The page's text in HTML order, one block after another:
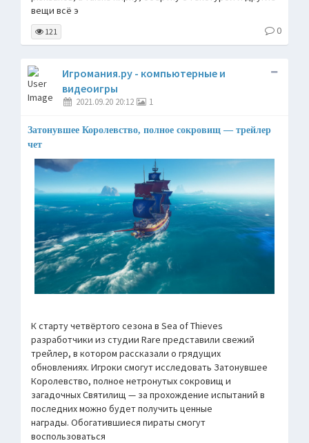
вещи всё э
121 0
Игромания.ру - компьютерные и
видеоигры
2021.09.20 20:12 1
Затонувшее Королевство, полное сокровищ — трейлер
чет
К старту четвёртого сезона в Sea of Thieves
разработчики из студии Rare представили свежий
трейлер, в котором рассказали о грядущих
обновлениях. Игроки смогут исследовать Затонувшее
Королевство, полное нетронутых сокровищ и
загадочных Святилищ — за прохождение испытаний в
последних можно будет получить ценные
награды. Обогатившиеся пираты смогут
воспользоваться